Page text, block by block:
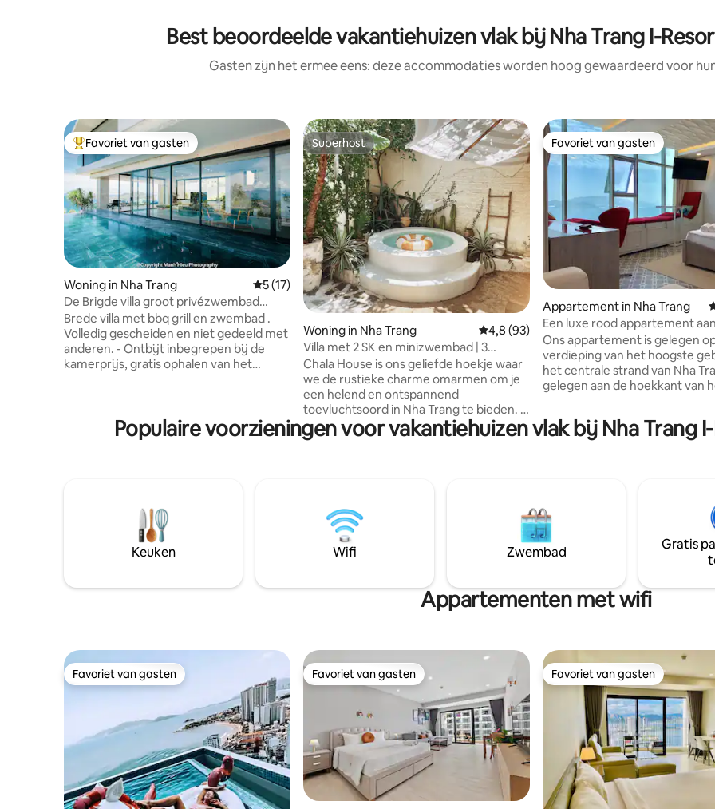
Best beoordeelde vakantiehuizen vlak bij Nha Trang I-
Gasten zijn het ermee eens: deze accommodaties worden hoog gewaardeerd voor
Topfavoriet van gasten
Favoriet van gasten
Woning in Nha Trang Gemiddelde beoordeling van 5 uit 5, 17 recensies
5 (17)
De Brigde villa groot privézwembad
gratis ontbijt
Brede villa met bbq grill en zwembad .
Volledig gescheiden en niet gedeeld met
anderen. - Ontbijt inbegrepen bij de
kamerprijs, gratis ophalen van het
rondleidingen tegen een redelijke prijs. -
BBQ-grill, eettafel en stoelen in de
beschikbaar - Vaatwasser, wasmachine -
Personeel inchecken en
welkomstdrankje , fruit bij het
Superhost
Superhost
Woning in Nha Trang Gemiddelde beoordeling van 4,8 uit 5, 93
4,8 (93)
Villa met 2 SK en minizwembad | 3
minuten naar het strand
Chala House is ons geliefde hoekje waar
we de rustieke charme omarmen om je
een helend en ontspannend
toevluchtsoord in Nha Trang te bieden. ✨
Jouw ervaring: • 🌊 3 minuten wandelen
(300 m): Op slechts een paar stappen
slaapkamers: premium beddengoed en
natuurlijk linnengoed voor een diepe
slaap. • 🍖 Buitenbarbecue: een gezellige
tuin, perfect voor gezellige
locals delen we graag onze favoriete
verborgen culinaire pareltjes met jullie!
Favoriet van gasten
Favoriet van gasten
Appartement in Nha Trang
Een luxe rood appartement
prachtig strand
Ons appartement is gelegen
verdieping van het hoogste
het centrale strand van Nha
gelegen aan de hoekkant van
een panoramisch uitzicht op
uitzicht op de stad. Het heeft
modern design en is volledig
de buurt, binnen enkele
Het prachtige zandstrand ligt
overkant van de straat. Ons
appartement is de perfecte
koppels, zakenreizigers en
Populaire voorzieningen voor vakantiehuizen vlak bij Nha Trang
Keuken Wifi Zwembad
Gratis
Appartementen met wifi
Favoriet van gasten
Favoriet van gasten Favoriet van gasten
Favoriet van gasten Favoriet van gasten
Favoriet van gasten